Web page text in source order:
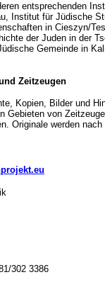
entsprechenden
Institut für Jüdische
in Cieszyn/
der Juden in der
Gemeinde in
Zeitzeugen
Kopien, Bilder und
Gebieten von
Originale werden
302 3386